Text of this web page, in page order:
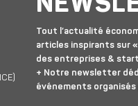
Tout l’actualité
articles inspirants sur
des entreprises &
+ Notre newsletter
événements